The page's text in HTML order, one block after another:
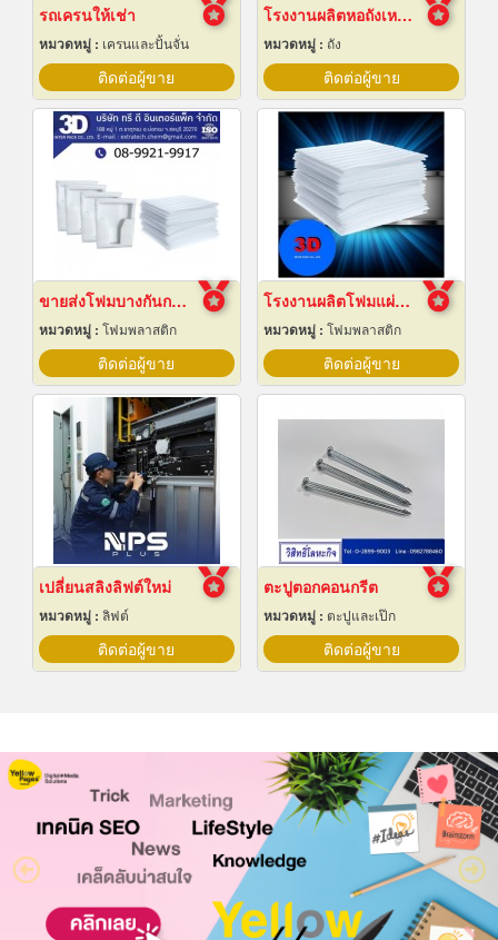
รถเครนให้เช่า
หมวดหมู่ : เครนและปั้นจั่น
ติดต่อผู้ขาย
โรงงานผลิตหอถังเหล็กเก็บน้ำ
หมวดหมู่ : ถัง
ติดต่อผู้ขาย
ขายส่งโฟมบางกันกระแทก ราคาโรงงาน
หมวดหมู่ : โฟมพลาสติก
ติดต่อผู้ขาย
โรงงานผลิตโฟมแผ่นเกรด A ชลบุรี
หมวดหมู่ : โฟมพลาสติก
ติดต่อผู้ขาย
เปลี่ยนสลิงลิฟต์ใหม่
หมวดหมู่ : ลิฟต์
ติดต่อผู้ขาย
ตะปูตอกคอนกรีต
หมวดหมู่ : ตะปูและเป๊ก
ติดต่อผู้ขาย